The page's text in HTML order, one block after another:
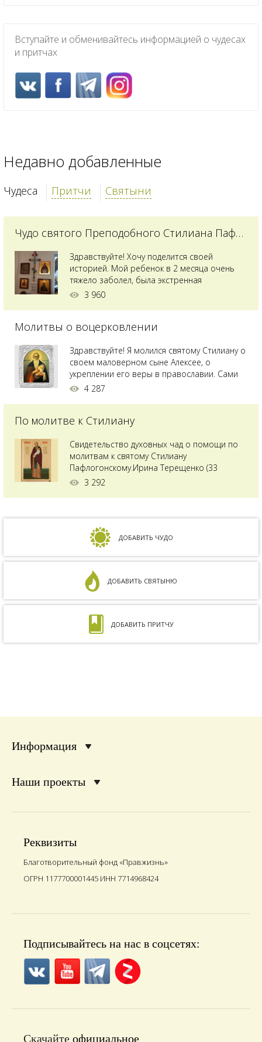
Вступайте и обменивайтесь информацией о чудесах
и притчах
Недавно добавленные
Чудеса Притчи Святыни
Чудо святого Преподобного Стилиана Пафлагонского
Здравствуйте! Хочу поделится своей
историей. Мой ребенок в 2 месяца очень
тяжело заболел, была экстренная
сложнейшая операция, состояние после
святого Владимира я увидела незнакомую
позже прочитав про него, узнала про
Преподобного...
3 960
Молитвы о воцерковлении
Здравствуйте! Я молился святому Стилиану о
своем маловерном сыне Алексее, о
укреплении его веры в православии. Сами
мы с супругой воцерковлены. Через год
вершину. Приложились к множеству святынь
4 287
По молитве к Стилиану
Свидетельство духовных чад о помощи по
молитвам к святому Стилиану
Пафлогонскому.Ирина Терещенко (33
года):Мы с мужем долгое время пытались
на совместимость показал, что мы с мужем
несовместимы. Кроме того, мне ставили...
3 292
ДОБАВИТЬ ЧУДО
ДОБАВИТЬ СВЯТЫНЮ
ДОБАВИТЬ ПРИТЧУ
Информация
Наши проекты
Реквизиты
Благотворительный фонд «Правжизнь»
ОГРН 1177700001445 ИНН 7714968424
Подписывайтесь на нас в соцсетях:
Скачайте официальное